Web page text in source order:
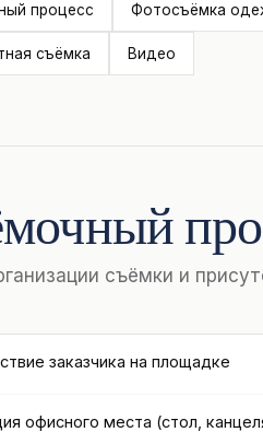
процесс Фотосъёмка
съёмка Видео
съёмки и
заказчика на площадке
офисного места (стол,